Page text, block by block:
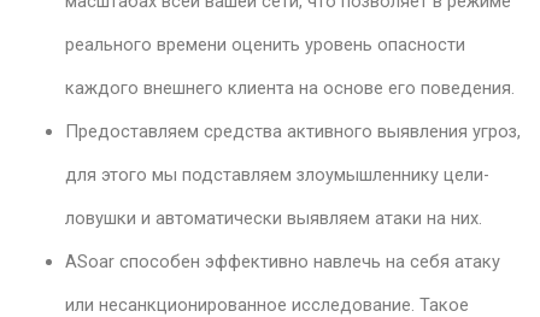
реального времени оценить уровень опасности
каждого внешнего клиента на основе его поведения.
Предоставляем средства активного выявления угроз,
для этого мы подставляем злоумышленнику цели-
ловушки и автоматически выявляем атаки на них.
ASoar способен эффективно навлечь на себя атаку
или несанкционированное исследование. Такое